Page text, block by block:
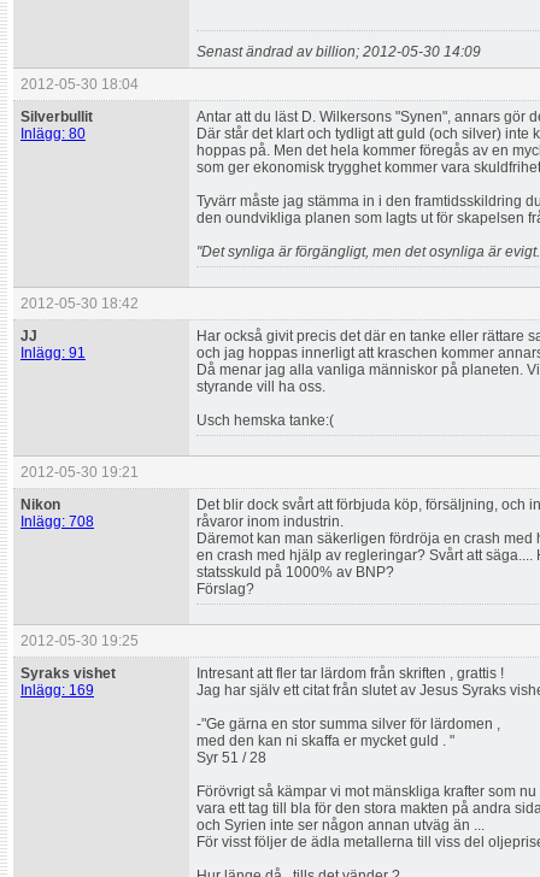
Senast ändrad av billion; 2012-05-30 14:09
2012-05-30 18:04
Silverbullit
Inlägg: 80
Antar att du läst D. Wilkersons "Synen", annars gör
Där står det klart och tydligt att guld (och silver) inte
hoppas på. Men det hela kommer föregås av en
som ger ekonomisk trygghet kommer vara
Tyvärr måste jag stämma in i den framtidsskildring
den oundvikliga planen som lagts ut för skapelsen
"Det synliga är förgängligt, men det osynliga är
2012-05-30 18:42
JJ
Inlägg: 91
Har också givit precis det där en tanke eller rättare
och jag hoppas innerligt att kraschen kommer
Då menar jag alla vanliga människor på planeten.
styrande vill ha oss.
Usch hemska tanke:(
2012-05-30 19:21
Nikon
Inlägg: 708
Det blir dock svårt att förbjuda köp, försäljning, och
råvaror inom industrin.
Däremot kan man säkerligen fördröja en crash
en crash med hjälp av regleringar? Svårt att
statsskuld på 1000% av BNP?
Förslag?
2012-05-30 19:25
Syraks vishet
Inlägg: 169
Intresant att fler tar lärdom från skriften , grattis !
Jag har själv ett citat från slutet av Jesus Syraks
-"Ge gärna en stor summa silver för lärdomen ,
med den kan ni skaffa er mycket guld . "
Syr 51 / 28
Förövrigt så kämpar vi mot mänskliga krafter som
vara ett tag till bla för den stora makten på andra
och Syrien inte ser någon annan utväg än ...
För visst följer de ädla metallerna till viss del